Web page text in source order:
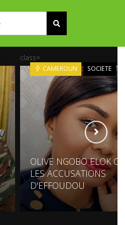
class=
CAMEROUN SOCIETE
OLIVE NGOBO ELOK
LES ACCUSATIONS
D'EFFOUDOU